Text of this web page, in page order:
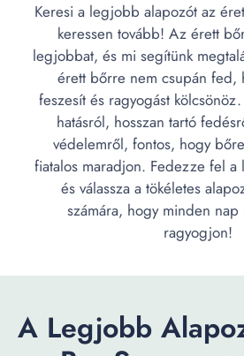
Keresi a legjobb alapozót az
keressen tovább! Az érett
legjobbat, és mi segítünk
érett bőrre nem csupán fed,
feszesít és ragyogást
hatásról, hosszan tartó
védelemről, fontos, hogy
fiatalos maradjon. Fedezze fel
és válassza a tökéletes
számára, hogy minden nap
ragyogjon!
A Legjobb